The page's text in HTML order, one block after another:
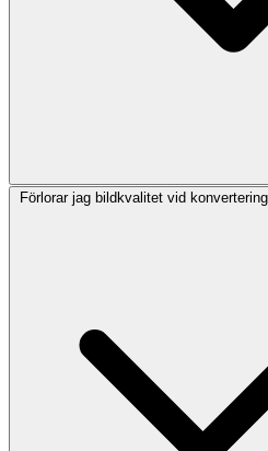
Förlorar jag bildkvalitet vid